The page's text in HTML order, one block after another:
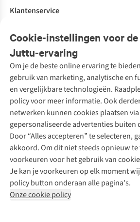
Cookie-instellingen voor
Juttu-ervaring
Om je de beste online ervaring te
gebruik van marketing, analytische en
en vergelijkbare technologieën.
policy voor meer informatie. Ook
netwerken kunnen cookies plaatsen
gepersonaliseerde advertenties buiten
Door “Alles accepteren” te selecteren,
akkoord. Om dit niet steeds opnieuw
voorkeuren voor het gebruik van
Je kan je voorkeuren op elk moment
policy button onderaan alle pagina's.
Onze cookie policy
Klantenservice
Bestellen
Betalen
10% studentenkorting
Klarna - achteraf betalen
Levering
Retourneren
Bestelling herroepen
Garantie
Contact
Onze diensten
Tweedehands - ReJUsed
Kledingatelier
Personal shopping
Textielbox
Events / workshops
Juttu
Over ons
Juttu Friends
Inspiratie
Werken bij Juttu
Onze winkels
De wereld van Juttu
Verantwoord ondernemen
Toegankelijkheidsverklaring
Merken
Nathalie Vleeschouwer
Selected dames
HKLiving
Dickies
Sessùn
Strom
O My Bag
Revolution
Meld je aan voor de nieuwsbrief
Follow us